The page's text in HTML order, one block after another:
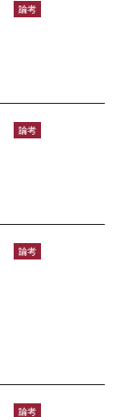
論考
論考
論考
論考